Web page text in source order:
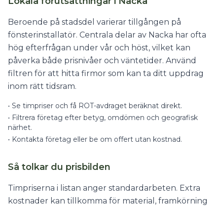
Beroende på stadsdel varierar tillgången på
fönsterinstallatör. Centrala delar av Nacka har ofta
hög efterfrågan under vår och höst, vilket kan
påverka både prisnivåer och väntetider. Använd
filtren för att hitta firmor som kan ta ditt uppdrag
inom rätt tidsram.
• Se timpriser och få ROT-avdraget beräknat direkt.
• Filtrera företag efter betyg, omdömen och geografisk
närhet.
• Kontakta företag eller be om offert utan kostnad.
Så tolkar du prisbilden
Timpriserna i listan anger standardarbeten. Extra
kostnader kan tillkomma för material, framkörning